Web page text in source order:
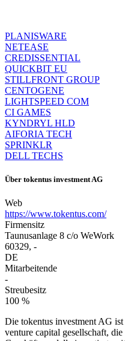
PLANISWARE
NETEASE
CREDISSENTIAL
QUICKBIT EU
STILLFRONT GROUP
CENTOGENE
LIGHTSPEED COM
CI GAMES
KYNDRYL HLD
AIFORIA TECH
SPRINKLR
DELL TECHS
Über tokentus investment AG
Web
https://www.tokentus.com/
Firmensitz
Taunusanlage 8 c/o WeWork
60329, -
DE
Mitarbeitende
-
Streubesitz
100 %
Die tokentus investment AG
venture capital gesellschaft,